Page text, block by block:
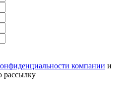
компании и
рассылку